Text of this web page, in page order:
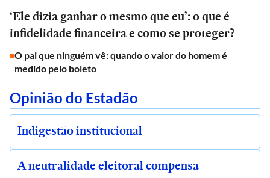
‘Ele dizia ganhar o mesmo que eu’: o que é
infidelidade financeira e como se proteger?
O pai que ninguém vê: quando o valor do homem é
medido pelo boleto
Opinião do Estadão
Indigestão institucional
A neutralidade eleitoral compensa